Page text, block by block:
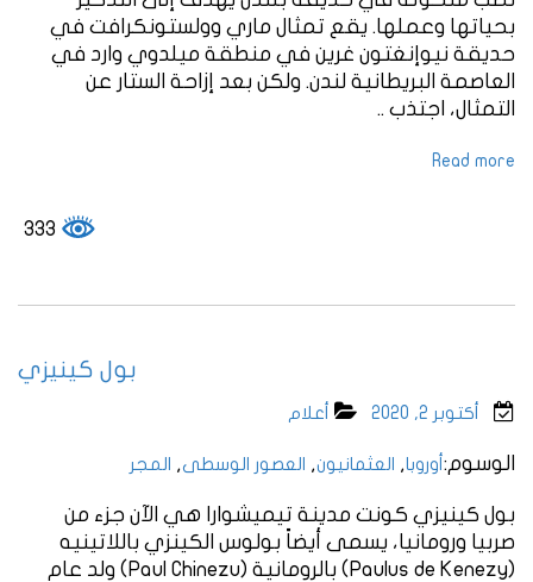
بحياتها وعملها. يقع تمثال ماري وولستونكرافت في
حديقة نيوإنغتون غرين في منطقة ميلدوي وارد في
العاصمة البريطانية لندن. ولكن بعد إزاحة الستار عن
التمثال، اجتذب ..
Read more
بول كينيزي
أكتوبر 2, 2020 أعلام
الوسوم: أوروبا , العثمانيون, العصور الوسطى, المجر
بول كينيزي كونت مدينة تيميشوارا هي الآن جزء من
صربيا ورومانيا، يسمى أيضاً بولوس الكينزي باللاتينيه
(Paulus de Kenezy) بالرومانية (Paul Chinezu) ولد عام